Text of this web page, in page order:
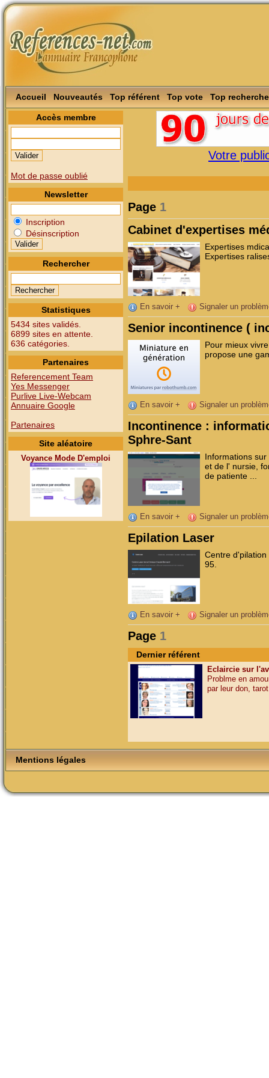
Accueil Nouveautés Top référent Top vote Top recherche
Accès membre
Mot de passe oublié
Newsletter
Inscription
Désinscription
Rechercher
Statistiques
5434 sites validés.
6899 sites en attente.
636 catégories.
Partenaires
Referencement Team
Yes Messenger
Purlive Live-Webcam
Annuaire Google
Partenaires
Site aléatoire
Voyance Mode D'emploi
Votre
Page 1
Cabinet d'expertises
Expertises
Expertises
En savoir + Signaler un
Senior incontinence (
Pour mieux
propose une
En savoir + Signaler un
Incontinence :
Sphre-Sant
Informations
et de l' nursie,
de patiente ...
En savoir + Signaler un
Epilation Laser
Centre
95.
En savoir + Signaler un
Page 1
Dernier référent
Eclaircie sur
Problme en
par leur don,
Mentions légales